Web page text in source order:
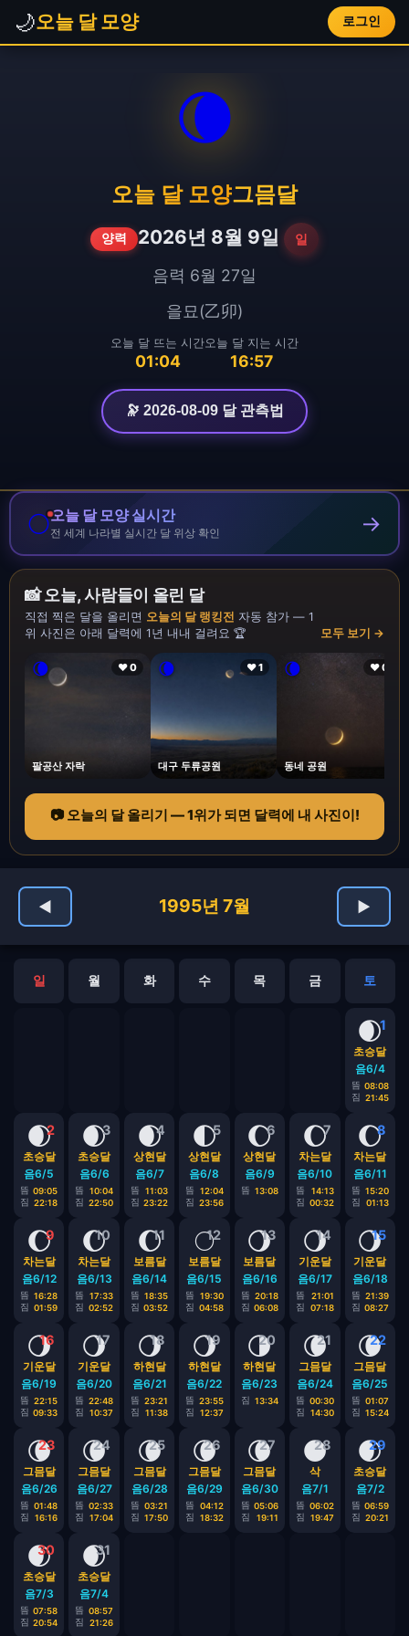
🌙오늘 달 모양 로그인
🌘
오늘 달 모양그믐달
양력 2026년 8월 9일 일
음력 6월 27일
을묘(乙卯)
오늘 달 뜨는 시간
01:04
오늘 달 지는 시간
16:57
🔭 2026-08-09 달 관측법
🌕오늘 달 모양 실시간
전 세계 나라별 실시간 달 위상 확인 →
📸 오늘, 사람들이 올린 달
직접 찍은 달을 올리면 오늘의 달 랭킹전 자동 참가 — 1
위 사진은 아래 달력에 1년 내내 걸려요 🏆
모두 보기 →
🌘 ❤ 0
팔공산 자락
🌘 ❤ 1
대구 두류공원
🌘 ❤ 0
동네 공원
📷 오늘의 달 올리기 — 1위가 되면 달력에 내 사진이!
◀ 1995년 7월 ▶
일 월 화 수 목 금 토
1
🌒
초승달
음6/4
뜸 08:08
짐 21:45
2
🌒
초승달
음6/5
뜸 09:05
짐 22:18
3
🌒
초승달
음6/6
뜸
10:04
짐 22:50
4
🌒
상현달
음6/7
뜸
11:03
짐 23:22
5
🌓
상현달
음6/8
뜸
12:04
짐 23:56
6
🌔
상현달
음6/9
뜸 13:08
7
🌔
차는달
음6/10
뜸
14:13
짐 00:32
8
🌔
차는달
음6/11
뜸 15:20
짐
01:13
9
🌔
차는달
음6/12
뜸 16:28
짐 01:59
10
🌔
차는달
음6/13
뜸
17:33
짐 02:52
11
🌔
보름달
음6/14
뜸 18:35
짐 03:52
12
🌕
보름달
음6/15
뜸
19:30
짐 04:58
13
🌖
보름달
음6/16
뜸 20:18
짐 06:08
14
🌖
기운달
음6/17
뜸
21:01
짐
07:18
15
🌖
기운달
음6/18
뜸 21:39
짐 08:27
16
🌖
기운달
음6/19
뜸 22:15
짐 09:33
17
🌖
기운달
음6/20
뜸 22:48
짐
10:37
18
🌖
하현달
음6/21
뜸 23:21
짐
11:38
19
🌖
하현달
음6/22
뜸 23:55
짐
12:37
20
🌗
하현달
음6/23
짐 13:34
21
🌘
그믐달
음6/24
뜸 00:30
짐
14:30
22
🌘
그믐달
음6/25
뜸 01:07
짐 15:24
23
🌘
그믐달
음6/26
뜸 01:48
짐
16:16
24
🌘
그믐달
음6/27
뜸 02:33
짐
17:04
25
🌘
그믐달
음6/28
뜸 03:21
짐 17:50
26
🌘
그믐달
음6/29
뜸
04:12
짐
18:32
27
🌘
그믐달
음6/30
뜸 05:06
짐
19:11
28
🌑
삭
음7/1
뜸 06:02
짐
19:47
29
🌒
초승달
음7/2
뜸 06:59
짐 20:21
30
🌒
초승달
음7/3
뜸 07:58
짐 20:54
31
🌒
초승달
음7/4
뜸 08:57
짐
21:26